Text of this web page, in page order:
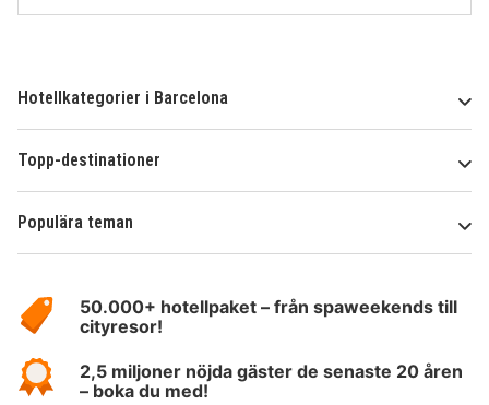
Hotellkategorier i Barcelona
Topp-destinationer
Populära teman
HotelSpecials50.000+ hotellpaket – från spaweekends till
cityresor!
2,5 miljoner nöjda gäster de senaste 20 åren
– boka du med!